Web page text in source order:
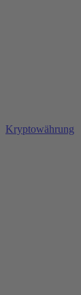
Kryptowährung